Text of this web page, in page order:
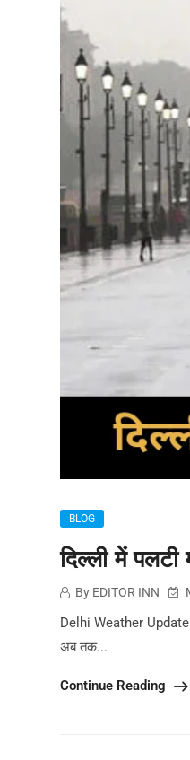
BLOG
दिल्ली में
By EDITOR INN
Delhi Weather Update:
अब तक...
Continue Reading